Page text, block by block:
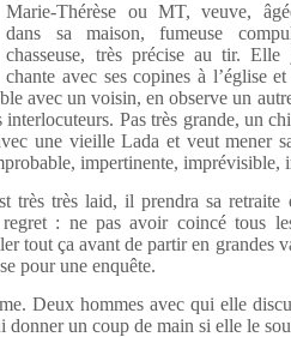
Marie-Thérèse ou MT, veuve,
dans sa maison, fumeuse
chasseuse, très précise au tir. Elle
chante avec ses copines à l’église
avec un voisin, en observe un
Pas très grande, un
une vieille Lada et veut mener
impertinente, imprévisible,
très très laid, il prendra sa retraite
: ne pas avoir coincé tous
tout ça avant de partir en grandes
pour une enquête.
Deux hommes avec qui elle
un coup de main si elle le